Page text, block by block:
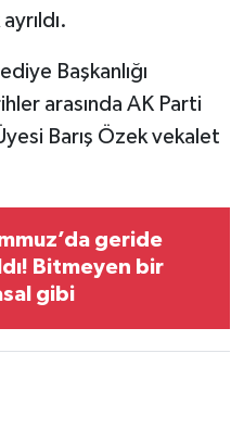
Başkanlığı
arasında AK Parti
Barış Özek vekalet
geride
Bitmeyen bir
gibi